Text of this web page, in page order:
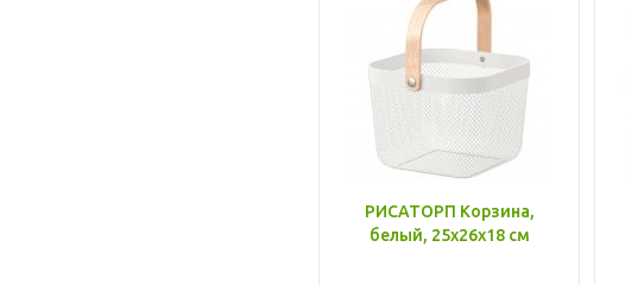
РИСАТОРП Корзина,
белый, 25x26x18 см